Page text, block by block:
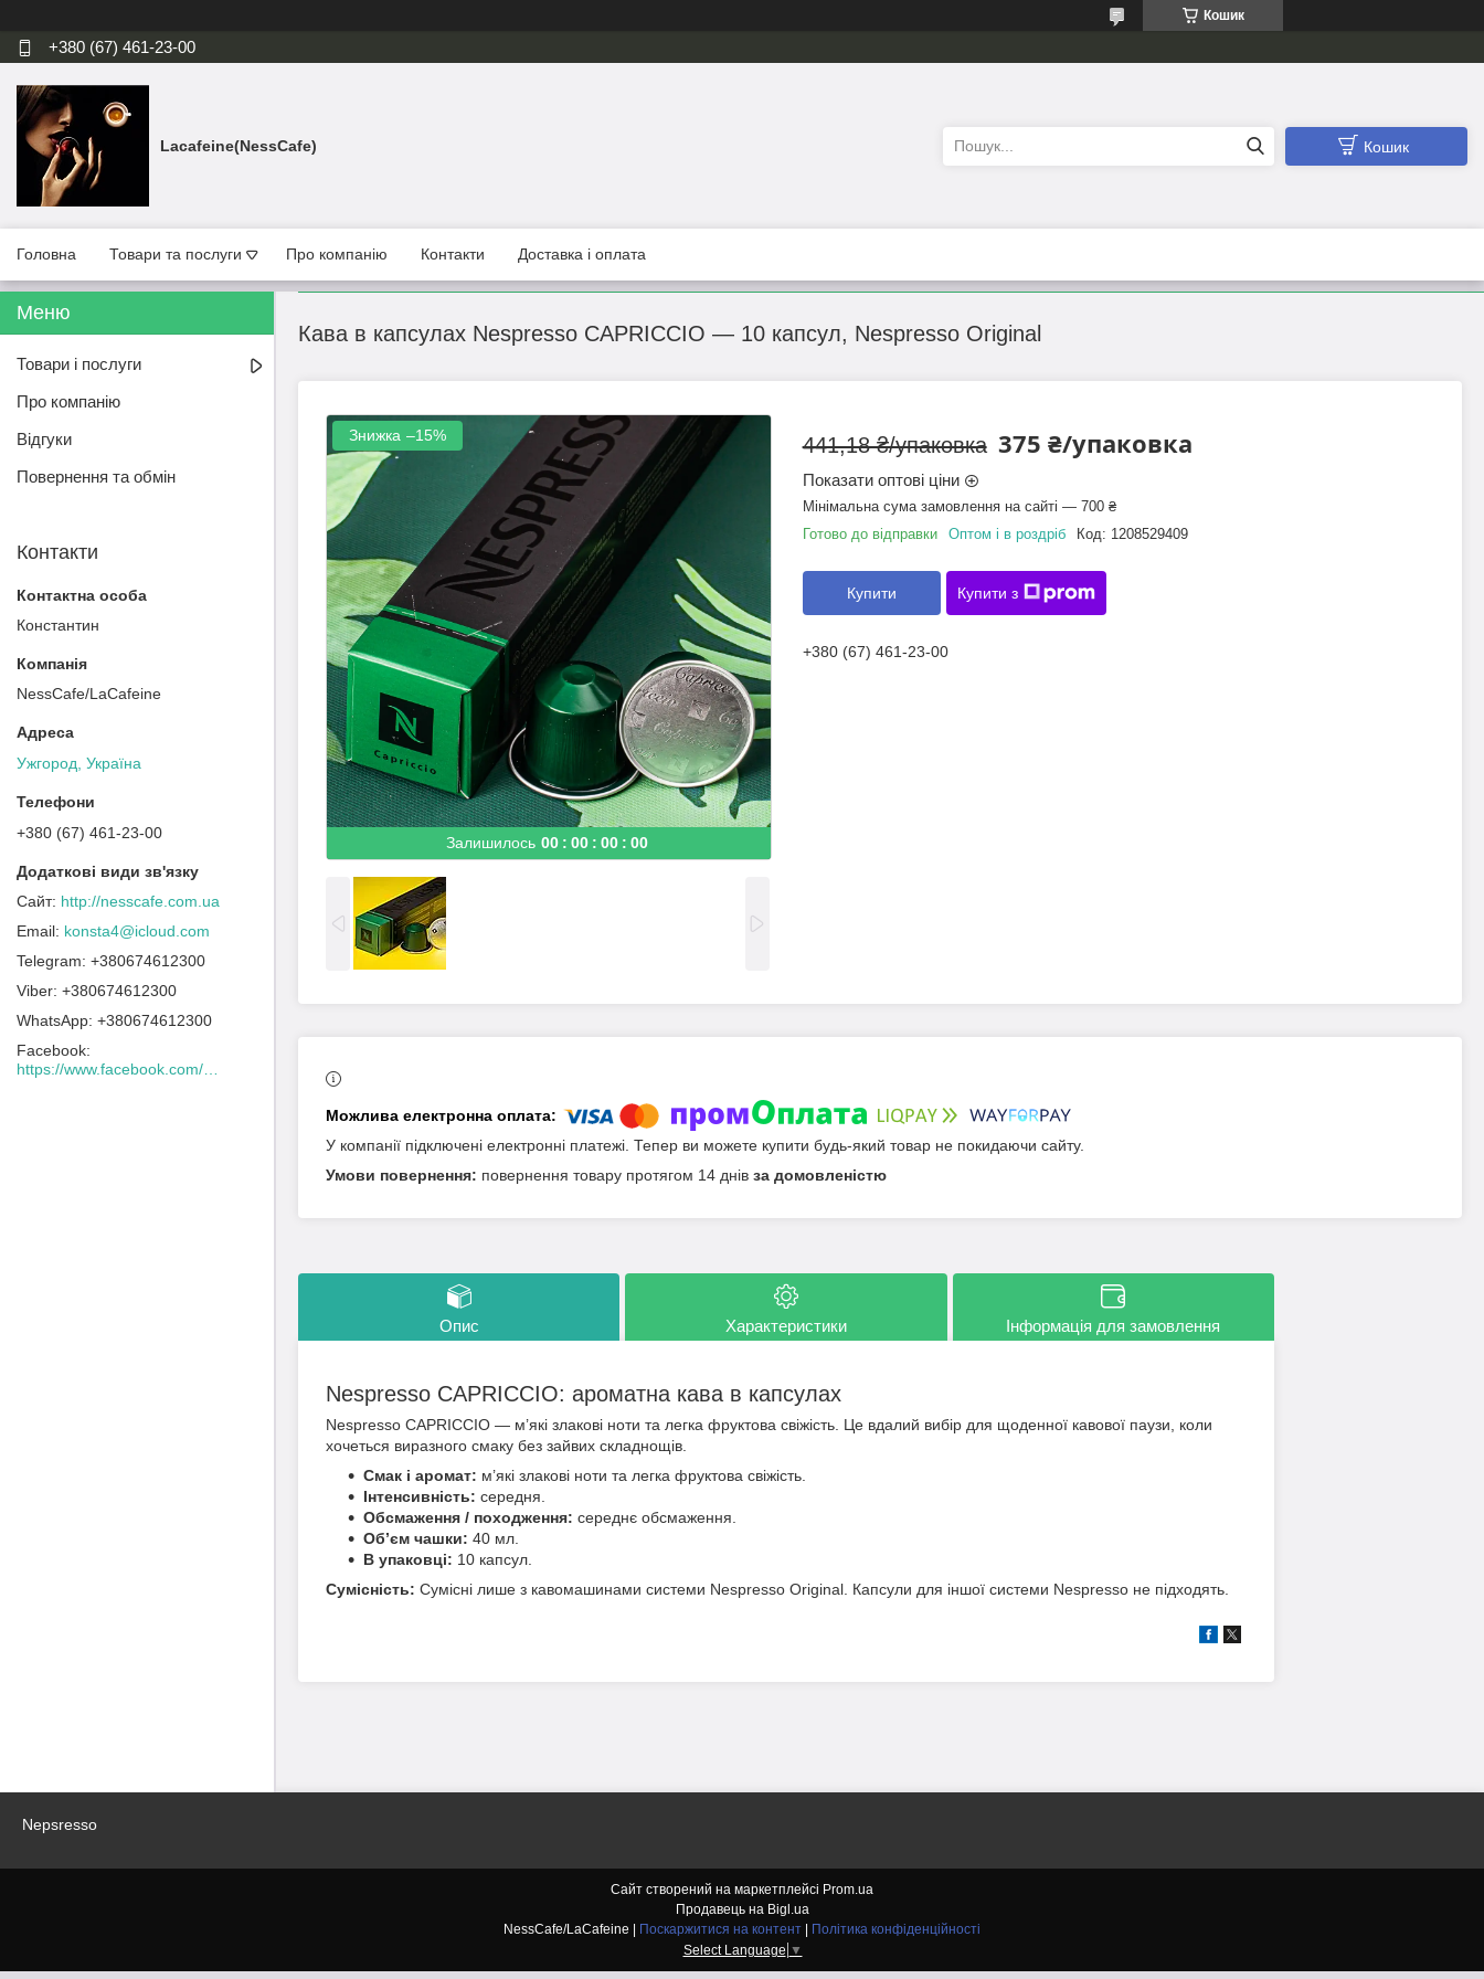
Кошик
+380 (67) 461-23-00
Lacafeine(NessCafe) Кошик
Головна Товари та послуги Про компанію Контакти Доставка і оплата
Кава в капсулах Nespresso CAPRICCIO — 10 капсул, Nespresso Original
Залишилось 00 00 00 00
–15% 441,18 ₴/упаковка 375 ₴/упаковка
Показати оптові ціни
Мінімальна сума замовлення на сайті — 700 ₴
Готово до відправки
Оптом і в роздріб Код: 1208529409
Купити Купити з
+380 (67) 461-23-00
У компанії підключені електронні платежі. Тепер ви можете купити будь-який товар не покидаючи сайту.
повернення товару протягом 14 днів за домовленістю
Опис Характеристики Інформація для замовлення
Nespresso CAPRICCIO: ароматна кава в капсулах
Nespresso CAPRICCIO — м’які злакові ноти та легка фруктова свіжість. Це вдалий вибір для щоденної кавової паузи, коли
хочеться виразного смаку без зайвих складнощів.
Смак і аромат: м’які злакові ноти та легка фруктова свіжість.
Інтенсивність: середня.
Обсмаження / походження: середнє обсмаження.
Об’єм чашки: 40 мл.
В упаковці: 10 капсул.
Сумісність: Сумісні лише з кавомашинами системи Nespresso Original. Капсули для іншої системи Nespresso не підходять.
Товари і послуги
Про компанію
Відгуки
Повернення та обмін
Контакти
Константин
NessCafe/LaCafeine
Ужгород, Україна
+380 (67) 461-23-00
http://nesscafe.com.ua
konsta4@icloud.com
+380674612300
+380674612300
+380674612300
Facebook
Nepsresso
Сайт створений на маркетплейсі Prom.ua
Продавець на Bigl.ua
NessCafe/LaCafeine | Поскаржитися на контент | Політика конфіденційності
Select Language ▼